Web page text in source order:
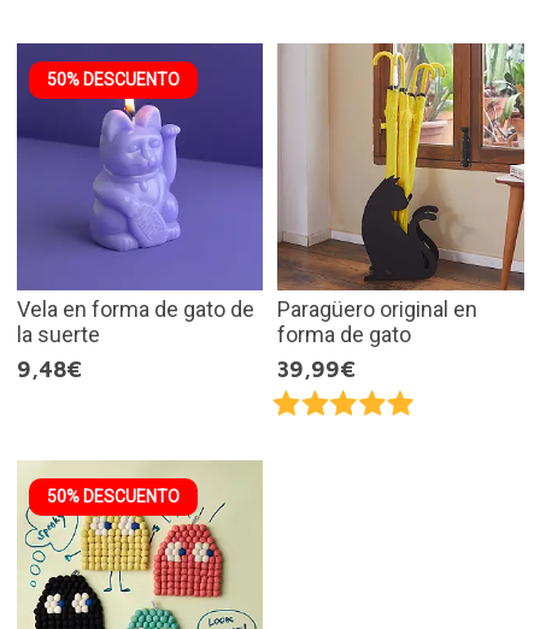
50% DESCUENTO
Vela en forma de gato de
la suerte
9,48€
Paragüero original en
forma de gato
39,99€
50% DESCUENTO